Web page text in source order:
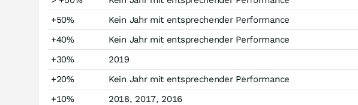
+50%
Kein Jahr mit entsprechender Performance
+40%
Kein Jahr mit entsprechender Performance
+30%
2019
+20%
Kein Jahr mit entsprechender Performance
+10%
2018, 2017, 2016